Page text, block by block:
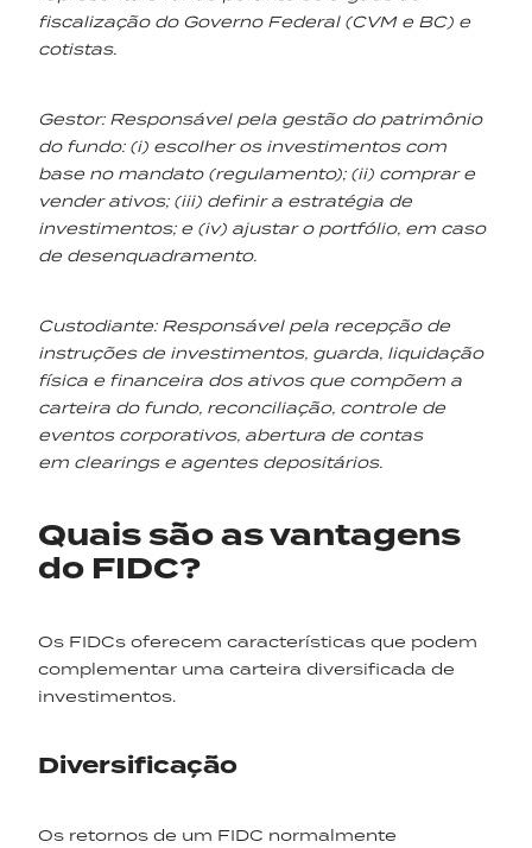
fiscalização do Governo Federal (CVM e BC) e
cotistas.
Gestor: Responsável pela gestão do patrimônio
do fundo: (i) escolher os investimentos com
base no mandato (regulamento); (ii) comprar e
vender ativos; (iii) definir a estratégia de
investimentos; e (iv) ajustar o portfólio, em caso
de desenquadramento.
Custodiante: Responsável pela recepção de
instruções de investimentos, guarda, liquidação
física e financeira dos ativos que compõem a
carteira do fundo, reconciliação, controle de
eventos corporativos, abertura de contas
em clearings e agentes depositários.
Quais são as vantagens
do FIDC?
Os FIDCs oferecem características que podem
complementar uma carteira diversificada de
investimentos.
Diversificação
Os retornos de um FIDC normalmente